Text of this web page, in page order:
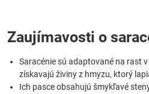
Zaujímavosti o
Saracénie sú adaptované na rast
získavajú živiny z hmyzu, ktorý
Ich pasce obsahujú šmykľavé